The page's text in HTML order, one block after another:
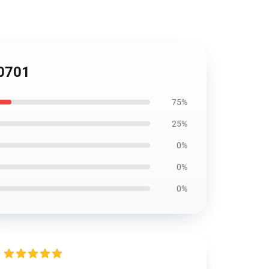
75%
25%
0%
0%
0%